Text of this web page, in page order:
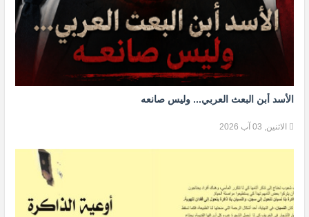
الأسد أبن البعث العربي... وليس صانعه
الاثنين, 03 آب 2026